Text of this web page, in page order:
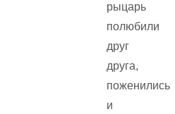
рыцарь
полюбили
друг
друга,
поженились
и